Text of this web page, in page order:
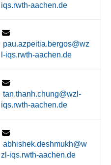
iqs.rwth-aachen.de
pau.azpeitia.bergos@wz
l-iqs.rwth-aachen.de
tan.thanh.chung@wzl-
iqs.rwth-aachen.de
abhishek.deshmukh@w
zl-iqs.rwth-aachen.de